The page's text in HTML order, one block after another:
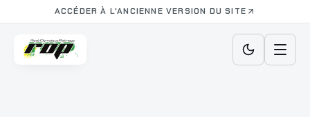
ACCÉDER À L'ANCIENNE VERSION DU SITE